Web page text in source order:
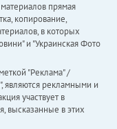
прямая
копирование,
в которых
и "Украинская Фото
"Реклама" /
являются рекламными и
участвует в
высказанные в этих